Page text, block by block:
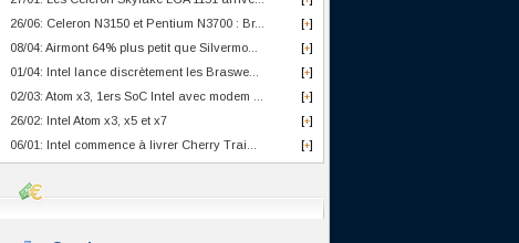
[+]
26/06: Celeron N3150 et Pentium N3700 : Br...
[+]
08/04: Airmont 64% plus petit que Silvermo...
[+]
01/04: Intel lance discrètement les Braswe...
[+]
02/03: Atom x3, 1ers SoC Intel avec modem ...
[+]
26/02: Intel Atom x3, x5 et x7
[+]
06/01: Intel commence à livrer Cherry Trai...